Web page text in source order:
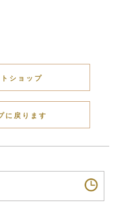
ショップ
に戻ります